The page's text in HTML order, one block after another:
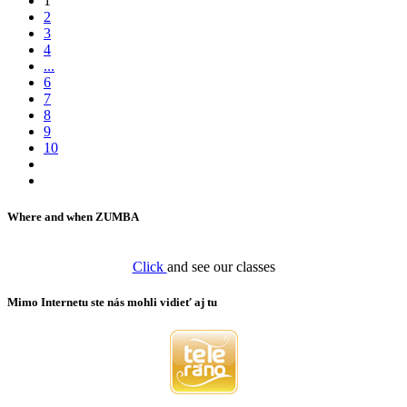
2
3
4
...
6
7
8
9
10
Where and when ZUMBA
Click and see our classes
Mimo Internetu ste nás mohli vidieť aj tu